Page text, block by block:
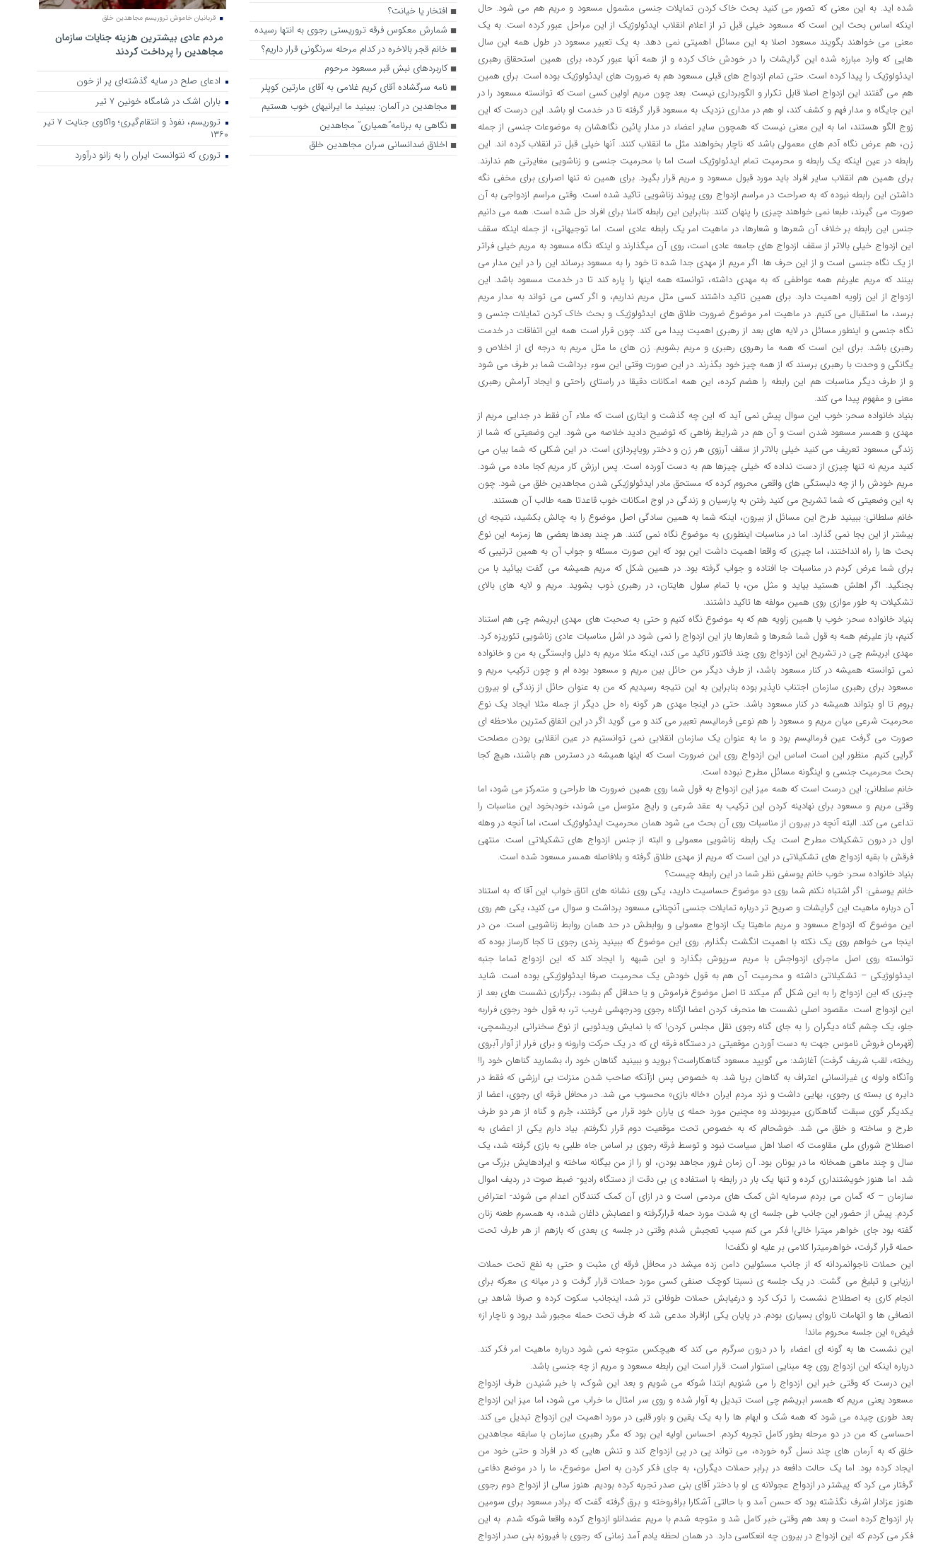
شده اید. به این معنی که تصور می کنید بحث خاک کردن تمایلات جنسی مشمول مسعود و مریم هم می شود. حال
اینکه اساس بحث این است که مسعود خیلی قبل تر از اعلام انقلاب ایدئولوژیک از این مراحل عبور کرده است. به یک
معنی می خواهند بگویند مسعود اصلا به این مسائل اهمیتی نمی دهد. به یک تعبیر مسعود در طول همه این سال
هایی که وارد مبارزه شده این گرایشات را در خودش خاک کرده و از همه آنها عبور کرده، برای همین استحقاق رهبری
ایدئولوژیک را پیدا کرده است. حتی تمام ازدواج های قبلی مسعود هم به ضرورت های ایدئولوژیک بوده است. برای همین
هم می گفتند این ازدواج اصلا قابل تکرار و الگوبرداری نیست. بعد چون مریم اولین کسی است که توانسته مسعود را در
این جایگاه و مدار فهم و کشف کند، او هم در مداری نزدیک به مسعود قرار گرفته تا در خدمت او باشد. این درست که این
زوج الگو هستند، اما به این معنی نیست که همچون سایر اعضاء در مدار پائین نگاهشان به موضوعات جنسی از جمله
زن، هم عرض نگاه آدم های معمولی باشد که ناچار بخواهند مثل ما انقلاب کنند. آنها خیلی قبل تر انقلاب کرده اند. این
رابطه در عین اینکه یک رابطه و محرمیت تمام ایدئولوژیک است اما با محرمیت جنسی و زناشویی مغایرتی هم ندارند.
برای همین هم انقلاب سایر افراد باید مورد قبول مسعود و مریم قرار بگیرد. برای همین نه تنها اصراری برای مخفی نگه
داشتن این رابطه نبوده که به صراحت در مراسم ازدواج روی پیوند زناشویی تاکید شده است. وقتی مراسم ازدواجی به آن
صورت می گیرند، طبعا نمی خواهند چیزی را پنهان کنند. بنابراین این رابطه کاملا برای افراد حل شده است. همه می دانیم
جنس این رابطه بر خلاف آن شعرها و شعارها، در ماهیت امر یک رابطه عادی است. اما توجیهاتی، از جمله اینکه سقف
این ازدواج خیلی بالاتر از سقف ازدواج های جامعه عادی است، روی آن میگذارند و اینکه نگاه مسعود به مریم خیلی فراتر
از یک نگاه جنسی است و از این حرف ها. اگر مریم از مهدی جدا شده تا خود را به مسعود برساند این را در این مدار می
بینند که مریم علیرغم همه عواطفی که به مهدی داشته، توانسته همه اینها را پاره کند تا در خدمت مسعود باشد. این
ازدواج از این زاویه اهمیت دارد. برای همین تاکید داشتند کسی مثل مریم نداریم، و اگر کسی می تواند به مدار مریم
برسد، ما استقبال می کنیم. در ماهیت امر موضوع ضرورت طلاق های ایدئولوژیک و بحث خاک کردن تمایلات جنسی و
نگاه جنسی و اینطور مسائل در لایه های بعد از رهبری اهمیت پیدا می کند. چون قرار است همه این اتفاقات در خدمت
رهبری باشد. برای این است که همه ما رهروی رهبری و مریم بشویم. زن های ما مثل مریم به درجه ای از اخلاص و
یگانگی و وحدت با رهبری برسند که از همه چیز خود بگذرند. در این صورت وقتی این سوء برداشت شما بر طرف می شود
و از طرف دیگر مناسبات هم این رابطه را هضم کرده، این همه امکانات دقیقا در راستای راحتی و ایجاد آرامش رهبری
معنی و مفهوم پیدا می کند.
بنیاد خانواده سحر: خوب این سوال پیش نمی آید که این چه گذشت و ایثاری است که ملاء آن فقط در جدایی مریم از
مهدی و همسر مسعود شدن است و آن هم در شرایط رفاهی که توضیح دادید خلاصه می شود. این وضعیتی که شما از
زندگی مسعود تعریف می کنید خیلی بالاتر از سقف آرزوی هر زن و دختر رویاپردازی است. در این شکلی که شما بیان می
کنید مریم نه تنها چیزی از دست نداده که خیلی چیزها هم به دست آورده است. پس ارزش کار مریم کجا ماده می شود.
مریم خودش را از چه دلبستگی های واقعی محروم کرده که مستحق مادر ایدئولوژیکی شدن مجاهدین خلق می شود. چون
به این وضعیتی که شما تشریح می کنید رفتن به پارسیان و زندگی در اوج امکانات خوب قاعدتا همه طالب آن هستند.
خانم سلطانی: ببینید طرح این مسائل از بیرون، اینکه شما به همین سادگی اصل موضوع را به چالش بکشید، نتیجه ای
بیشتر از این بجا نمی گذارد. اما در مناسبات اینطوری به موضوع نگاه نمی کنند. هر چند بعدها بعضی ها زمزمه این نوع
بحث ها را راه انداختند، اما چیزی که واقعا اهمیت داشت این بود که این صورت مسئله و جواب آن به همین ترتیبی که
برای شما عرض کردم در مناسبات جا افتاده و جواب گرفته بود. در همین شکل که مریم همیشه می گفت بیائید با من
بجنگید. اگر اهلش هستید بیاید و مثل من، با تمام سلول هایتان، در رهبری ذوب بشوید. مریم و لایه های بالای
تشکیلات به طور موازی روی همین مولفه ها تاکید داشتند.
بنیاد خانواده سحر: خوب با همین زاویه هم که به موضوع نگاه کنیم و حتی به صحبت های مهدی ابریشم چی هم استناد
کنیم، باز علیرغم همه به قول شما شعرها و شعارها باز این ازدواج را نمی شود در اشل مناسبات عادی زناشویی تئوریزه کرد.
مهدی ابریشم چی در تشریح این ازدواج روی چند فاکتور تاکید می کند، اینکه مثلا مریم به دلیل وابستگی به من و خانواده
نمی توانسته همیشه در کنار مسعود باشد، از طرف دیگر من حائل بین مریم و مسعود بوده ام و چون ترکیب مریم و
مسعود برای رهبری سازمان اجتناب ناپذیر بوده بنابراین به این نتیجه رسیدیم که من به عنوان حائل از زندگی او بیرون
بروم تا او بتواند همیشه در کنار مسعود باشد. حتی در اینجا مهدی هر گونه راه حل دیگر از جمله مثلا ایجاد یک نوع
محرمیت شرعی میان مریم و مسعود را هم نوعی فرمالیسم تعبیر می کند و می گوید اگر در این اتفاق کمترین ملاحظه ای
صورت می گرفت عین فرمالیسم بود و ما به عنوان یک سازمان انقلابی نمی توانستیم در عین انقلابی بودن مصلحت
گرایی کنیم. منظور این است اساس این ازدواج روی این ضرورت است که اینها همیشه در دسترس هم باشند، هیچ کجا
بحث محرمیت جنسی و اینگونه مسائل مطرح نبوده است.
خانم سلطانی: این درست است که همه میز این ازدواج به قول شما روی همین ضرورت ها طراحی و متمرکز می شود، اما
وقتی مریم و مسعود برای نهادینه کردن این ترکیب به عقد شرعی و رایج متوسل می شوند، خودبخود این مناسبات را
تداعی می کند. البته آنچه در بیرون از مناسبات روی آن بحث می شود همان محرمیت ایدئولوژیک است، اما آنچه در وهله
اول در درون تشکیلات مطرح است. یک رابطه زناشویی معمولی و البته از جنس ازدواج های تشکیلاتی است. منتهی
فرقش با بقیه ازدواج های تشکیلاتی در این است که مریم از مهدی طلاق گرفته و بلافاصله همسر مسعود شده است.
بنیاد خانواده سحر: خوب خانم یوسفی نظر شما در این رابطه چیست؟
خانم یوسفی: اگر اشتباه نکنم شما روی دو موضوع حساسیت دارید، یکی روی نشانه های اتاق خواب این آقا که به استناد
آن درباره ماهیت این گرایشات و صریح تر درباره تمایلات جنسی آنچنانی مسعود برداشت و سوال می کنید، یکی هم روی
این موضوع که ازدواج مسعود و مریم ماهیتا یک ازدواج معمولی و روابطش در حد همان روابط زناشویی است. من در
اینجا می خواهم روی یک نکته با اهمیت انگشت بگذارم. روی این موضوع که ببینید رِندی رجوی تا کجا کارساز بوده که
توانسته روی اصل ماجرای ازدواجش با مریم سرپوش بگذارد و این شبهه را ایجاد کند که این ازدواج تماما جنبه
ایدئولوژیکی – تشکیلاتی داشته و محرمیت آن هم به قول خودش یک محرمیت صرفا ایدئولوژیکی بوده است. شاید
چیزی که این ازدواج را به این شکل گم میکند تا اصل موضوع فراموش و یا حداقل گم بشود، برگزاری نشست های بعد از
این ازدواج است. مقصود اصلی نشست ها منحرف کردن اعضا ازگناه رجوی ودرجهشی غریب تر، به قول خود رجوی فراربه
جلو، یک چشم گناه دیگران را به جای گناه رجوی نقل مجلس کردن! که با نمایش ویدئویی از نوع سخنرانی ابریشمچی،
(قهرمان فروش ناموس جهت به دست آوردن موقعیتی در دستگاه فرقه ای که در یک حرکت وارونه و برای فرار از آوار آبروی
ریخته، لقب شریف گرفت) آغازشد: می گویید مسعود گناهکاراست؟ بروید و ببینید گناهان خود را، بشمارید گناهان خود را!
وآنگاه ولوله ی غیرانسانی اعتراف به گناهان برپا شد. به خصوص پس ازآنکه صاحب شدن منزلت بی ارزشی که فقط در
دایره ی بسته ی رجوی، بهایی داشت و نزد مردم ایران «خاله بازی» محسوب می شد. در محافل فرقه ای رجوی، اعضا از
یکدیگر گوی سبقت گناهکاری میربودند وه مچنین مورد حمله ی یاران خود قرار می گرفتند، جُرم و گناه از هر دو طرف
طرح و ساخته و خلق می شد. خوشحالم که به خصوص تحت موقعیت دوم قرار نگرفتم. بیاد دارم یکی از اعضای به
اصطلاح شورای ملی مقاومت که اصلا اهل سیاست نبود و توسط فرقه رجوی بر اساس جاه طلبی به بازی گرفته شد، یک
سال و چند ماهی همخانه ما در یونان بود. آن زمان غرور مجاهد بودن، او را از من بیگانه ساخته و ایرادهایش بزرگ می
شد. اما هنوز خویشتنداری کرده و تنها یک بار در رابطه با استفاده ی بی دقت از دستگاه رادیو- ضبط صوت در ردیف اموال
سازمان – که گمان می بردم سرمایه اش کمک های مردمی است و در ازای آن کمک کنندگان اعدام می شوند- اعتراض
کردم. پیش از حضور این جانب طی جلسه ای به شدت مورد حمله قرارگرفته و اعصابش داغان شده، به همسرم طعنه زنان
گفته بود جای خواهر میترا خالی! فکر می کنم سبب تعجبش شدم وقتی در جلسه ی بعدی که بازهم از هر طرف تحت
حمله قرار گرفت، خواهرمیترا کلامی بر علیه او نگفت!
این حملات ناجوانمردانه که از جانب مسئولین دامن زده میشد در محافل فرقه ای مثبت و حتی به نفع تحت حملات
ارزیابی و تبلیغ می گشت. در یک جلسه ی نسبتا کوچک صنفی کسی مورد حملات قرار گرفت و در میانه ی معرکه برای
انجام کاری به اصطلاح نشست را ترک کرد و درغیابش حملات طوفانی تر شد، اینجانب سکوت کرده و صرفا شاهد بی
انصافی ها و اتهامات ناروای بسیاری بودم. در پایان یکی ازافراد مدعی شد که طرف تحت حمله مجبور شد برود و ناچار از«
فیض» این جلسه محروم ماند!
این نشست ها به گونه ای اعضاء را در درون سرگرم می کند که هیچکس متوجه نمی شود درباره ماهیت امر فکر کند.
درباره اینکه این ازدواج روی چه مبنایی استوار است. قرار است این رابطه مسعود و مریم از چه جنسی باشد.
این درست که وقتی خبر این ازدواج را می شنویم ابتدا شوکه می شویم و بعد این شوک، با خبر شنیدن طرف ازدواج
مسعود یعنی مریم که همسر ابریشم چی است تبدیل به آوار شده و روی سر امثال ما خراب می شود، اما میز این ازدواج
بعد طوری چیده می شود که همه شک و ابهام ها را به یک یقین و باور قلبی در مورد اهمیت این ازدواج تبدیل می کند.
احساسی که من در دو مرحله بطور کامل تجربه کردم. احساس اولیه این بود که مگر رهبری سازمان با سابقه مجاهدین
خلق که به آرمان های چند نسل گره خورده، می تواند پی در پی ازدواج کند و تنش هایی که در افراد و حتی خود من
ایجاد کرده بود. اما یک حالت دافعه در برابر حملات دیگران، به جای فکر کردن به اصل موضوع، ما را در موضع دفاعی
گرفتار می کرد که پیشتر در ازدواج عجولانه ی او با دختر آقای بنی صدر تجربه کرده بودیم. هنوز سالی از ازدواج دوم رجوی
هنوز عزادار اشرف نگذشته بود که حسن آمد و با حالتی آشکارا برافروخته و برق گرفته گفت که برادر مسعود برای سومین
بار ازدواج کرده است و بعد هم وقتی خبر کامل شد و متوجه شدم با مریم عضدانلو ازدواج کرده واقعا شوکه شدم. به این
فکر می کردم که این ازدواج در بیرون چه انعکاسی دارد. در همان لحظه یادم آمد زمانی که رجوی با فیروزه بنی صدر ازدواج
افتخار یا خیانت؟
شمارش معکوس فرقه تروریستی رجوی به انتها رسیده
خانم قجر بالاخره در کدام مرحله سرنگونی قرار داریم؟
کاربردهای نبش قبر مسعود مرحوم
نامه سرگشاده آقای کریم غلامی به آقای مارتین کوپلر
مجاهدین در آلمان: ببینید ما ایرانیهای خوب هستیم
نگاهی به برنامه”همیاری” مجاهدین
اخلاق ضدانسانی سران مجاهدین خلق
قربانیان خاموش تروریسم مجاهدین خلق
مردم عادی بیشترین هزینه جنایات سازمان
مجاهدین را پرداخت کردند
ادعای صلح در سایه گذشته‌ای پر از خون
باران اشک در شامگاه خونین 7 تیر
تروریسم، نفوذ و انتقام‌گیری؛ واکاوی جنایت ۷ تیر
۱۳۶۰
تروری که نتوانست ایران را به زانو درآورد